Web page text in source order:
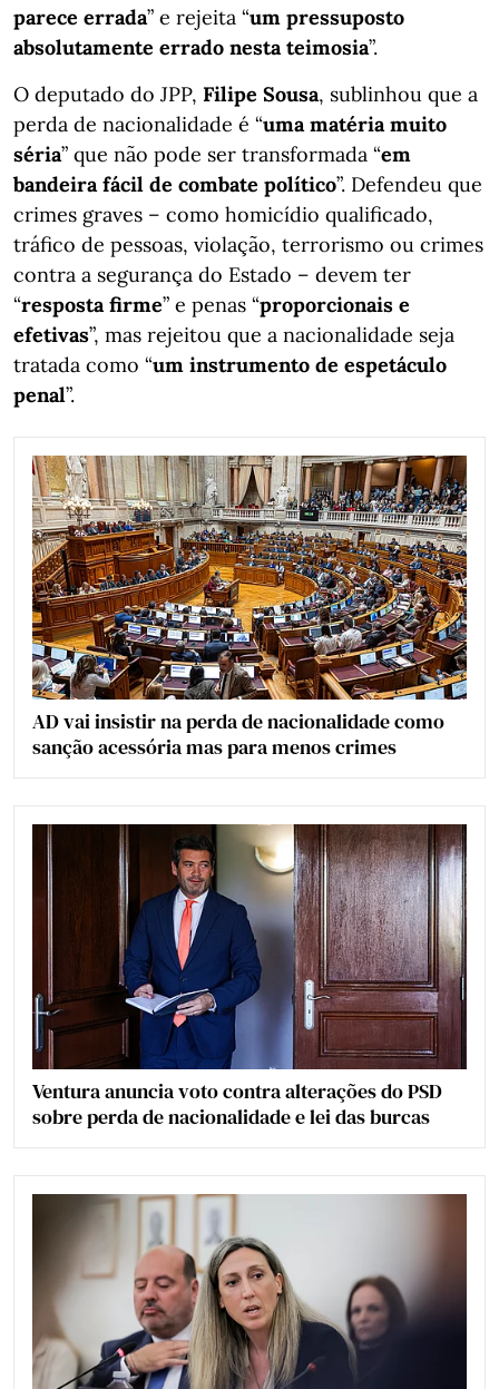
parece errada” e rejeita “um pressuposto
absolutamente errado nesta teimosia”.
O deputado do JPP, Filipe Sousa, sublinhou que a
perda de nacionalidade é “uma matéria muito
séria” que não pode ser transformada “em
bandeira fácil de combate político”. Defendeu que
crimes graves – como homicídio qualificado,
tráfico de pessoas, violação, terrorismo ou crimes
contra a segurança do Estado – devem ter
“resposta firme” e penas “proporcionais e
efetivas”, mas rejeitou que a nacionalidade seja
tratada como “um instrumento de espetáculo
penal”.
AD vai insistir na perda de nacionalidade como
sanção acessória mas para menos crimes
Ventura anuncia voto contra alterações do PSD
sobre perda de nacionalidade e lei das burcas